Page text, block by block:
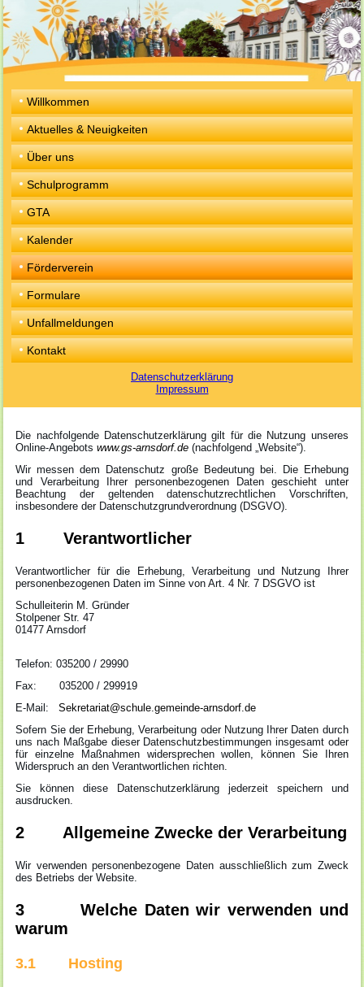
Willkommen
Aktuelles & Neuigkeiten
Über uns
Schulprogramm
GTA
Kalender
Förderverein
Formulare
Unfallmeldungen
Kontakt
Datenschutzerklärung
Impressum
Die nachfolgende Datenschutzerklärung gilt für die Nutzung unseres
Online-Angebotswww.gs-arnsdorf.de (nachfolgend „Website“).
Wir messen dem Datenschutz große Bedeutung bei. Die Erhebung
und Verarbeitung Ihrer personenbezogenen Daten geschieht unter
Beachtung der geltenden datenschutzrechtlichen Vorschriften,
insbesondere der Datenschutzgrundverordnung (DSGVO).
1 Verantwortlicher
Verantwortlicher für die Erhebung, Verarbeitung und Nutzung Ihrer
personenbezogenen Daten im Sinne von Art. 4 Nr. 7 DSGVO ist
Schulleiterin M. Gründer
Stolpener Str. 47
01477 Arnsdorf
Telefon: 035200 / 29990
Fax: 035200 / 299919
E-Mail:Sekretariat@schule.gemeinde-arnsdorf.de
Sofern Sie der Erhebung, Verarbeitung oder Nutzung Ihrer Daten durch
uns nach Maßgabe dieser Datenschutzbestimmungen insgesamt oder
für einzelne Maßnahmen widersprechen wollen, können Sie Ihren
Widerspruch an den Verantwortlichen richten.
Sie können diese Datenschutzerklärung jederzeit speichern und
ausdrucken.
2 Allgemeine Zwecke der Verarbeitung
Wir verwenden personenbezogene Daten ausschließlich zum Zweck
des Betriebs der Website.
3 Welche Daten wir verwenden und
warum
3.1 Hosting